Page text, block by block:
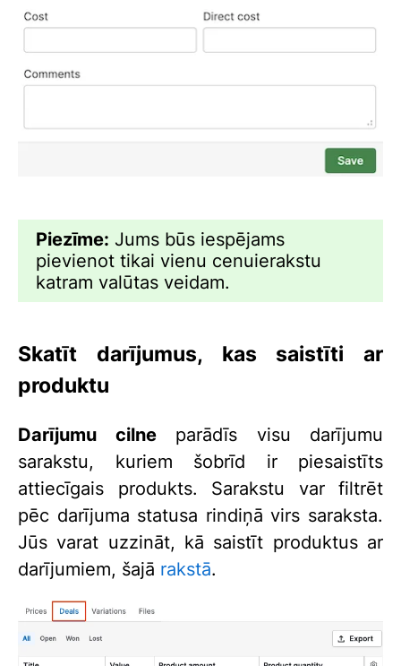
Piezīme: Jums būs iespējams
pievienot tikai vienu cenuierakstu
katram valūtas veidam.
Skatīt darījumus, kas saistīti ar
produktu
Darījumu cilneparādīs visu darījumu
sarakstu, kuriem šobrīd ir piesaistīts
attiecīgais produkts. Sarakstu var filtrēt
pēc darījuma statusa rindiņā virs saraksta.
Jūs varat uzzināt, kā saistīt produktus ar
darījumiem, šajā rakstā.